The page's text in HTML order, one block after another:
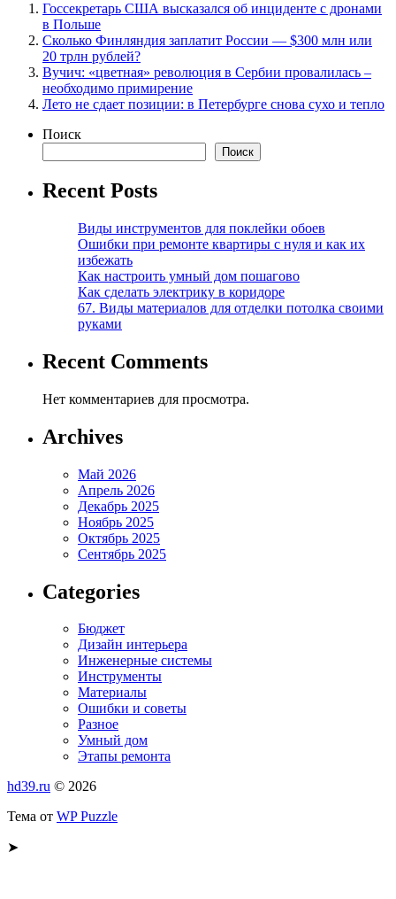
Госсекретарь США высказался об инциденте с дронами
в Польше
Сколько Финляндия заплатит России — $300 млн или
20 трлн рублей?
Вучич: «цветная» революция в Сербии провалилась –
необходимо примирение
Лето не сдает позиции: в Петербурге снова сухо и тепло
Поиск
Поиск
Recent Posts
Виды инструментов для поклейки обоев
Ошибки при ремонте квартиры с нуля и как их
избежать
Как настроить умный дом пошагово
Как сделать электрику в коридоре
67. Виды материалов для отделки потолка своими
руками
Recent Comments
Нет комментариев для просмотра.
Archives
Май 2026
Апрель 2026
Декабрь 2025
Ноябрь 2025
Октябрь 2025
Сентябрь 2025
Categories
Бюджет
Дизайн интерьера
Инженерные системы
Инструменты
Материалы
Ошибки и советы
Разное
Умный дом
Этапы ремонта
hd39.ru © 2026
Тема от WP Puzzle
➤